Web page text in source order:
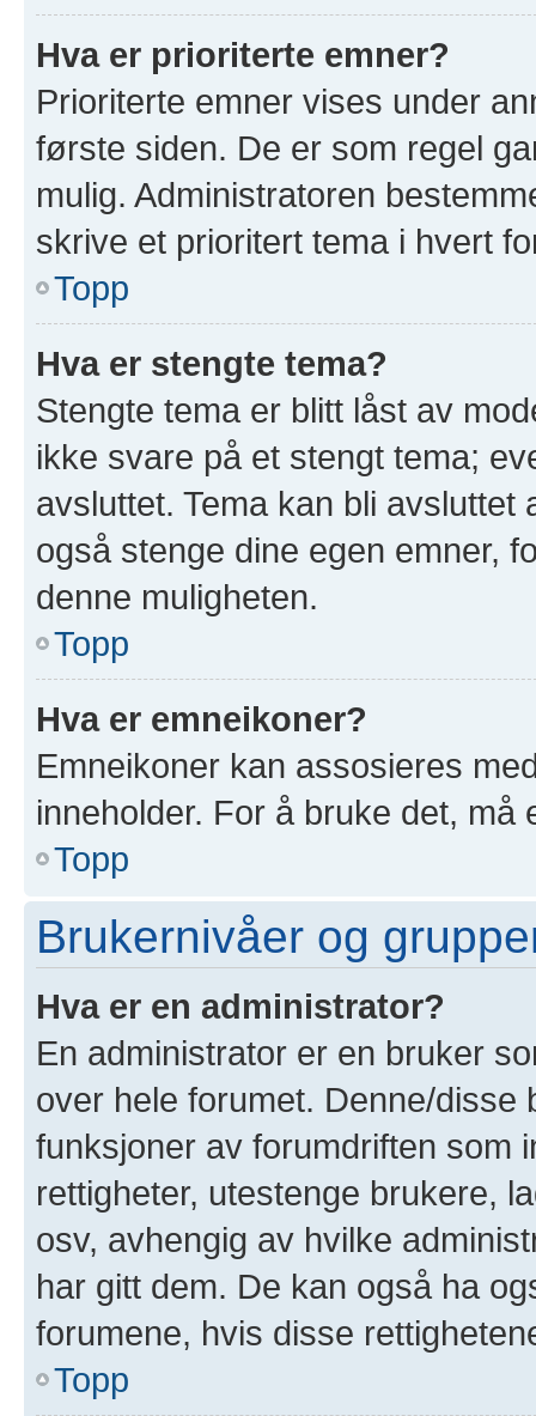
Hva er prioriterte emner?
Prioriterte emner vises under
første siden. De er som regel
mulig. Administratoren
skrive et prioritert tema i hvert
Topp
Hva er stengte tema?
Stengte tema er blitt låst av
ikke svare på et stengt tema;
avsluttet. Tema kan bli
også stenge dine egen emner,
denne muligheten.
Topp
Hva er emneikoner?
Emneikoner kan assosieres
inneholder. For å bruke det, må
Topp
Brukernivåer og
Hva er en administrator?
En administrator er en bruker
over hele forumet. Denne/
funksjoner av forumdriften som
rettigheter, utestenge brukere,
osv, avhengig av hvilke
har gitt dem. De kan også ha
forumene, hvis disse
Topp